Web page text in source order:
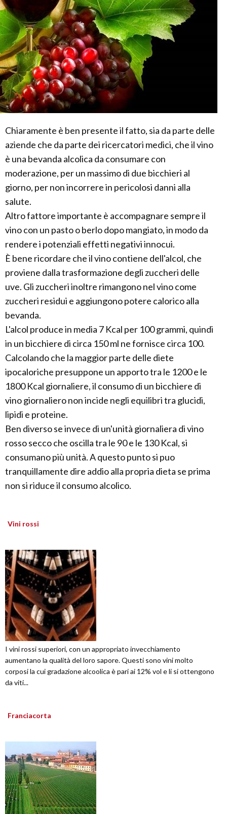
Chiaramente è ben presente il fatto, sia da parte delle
aziende che da parte dei ricercatori medici, che il vino
è una bevanda alcolica da consumare con
moderazione, per un massimo di due bicchieri al
giorno, per non incorrere in pericolosi danni alla
salute.
Altro fattore importante è accompagnare sempre il
vino con un pasto o berlo dopo mangiato, in modo da
rendere i potenziali effetti negativi innocui.
È bene ricordare che il vino contiene dell'alcol, che
proviene dalla trasformazione degli zuccheri delle
uve. Gli zuccheri inoltre rimangono nel vino come
zuccheri residui e aggiungono potere calorico alla
bevanda.
L'alcol produce in media 7 Kcal per 100 grammi, quindi
in un bicchiere di circa 150 ml ne fornisce circa 100.
Calcolando che la maggior parte delle diete
ipocaloriche presuppone un apporto tra le 1200 e le
1800 Kcal giornaliere, il consumo di un bicchiere di
vino giornaliero non incide negli equilibri tra glucidi,
lipidi e proteine.
Ben diverso se invece di un'unità giornaliera di vino
rosso secco che oscilla tra le 90 e le 130 Kcal, si
consumano più unità. A questo punto si puo
tranquillamente dire addio alla propria dieta se prima
non si riduce il consumo alcolico.
Vini rossi
I vini rossi superiori, con un appropriato invecchiamento
aumentano la qualità del loro sapore. Questi sono vini molto
corposi la cui gradazione alcoolica è pari ai 12% vol e li si ottengono
da viti...
Franciacorta